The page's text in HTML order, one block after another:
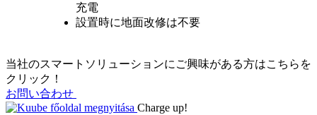
充電
設置時に地面改修は不要
当社のスマー ト ソ リ ューシ ョ ンにご興味がある方はこ ち ら を
ク リ ッ ク ！
お問い合わせ
Charge up!